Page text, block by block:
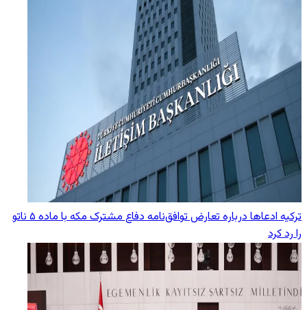
ترکیه ادعاها درباره تعارض توافق‌نامه دفاع مشترک مکه با ماده ۵ ناتو
را رد کرد